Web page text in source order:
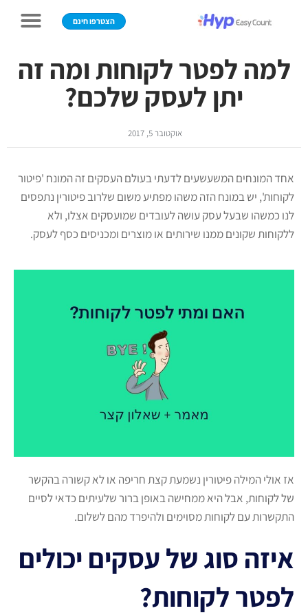
הצטרפו חינם
למה לפטר לקוחות ומה זה
יתן לעסק שלכם?
אוקטובר 5, 2017
אחד המונחים המשעשעים לדעתי בעולם העסקים זה המונח 'פיטור
לקוחות', יש במונח הזה משהו מפתיע משום שלרוב פיטורין נתפסים
לנו כמשהו שבעל עסק עושה לעובדים שמועסקים אצלו, ולא
ללקוחות שקונים ממנו שירותים או מוצרים ומכניסים כסף לעסק.
אז אולי המילה פיטורין נשמעת קצת חריפה או לא קשורה בהקשר
של לקוחות, אבל היא ממחישה באופן ברור שלעיתים כדאי לסיים
התקשרות עם לקוחות מסוימים ולהיפרד מהם לשלום.
איזה סוג של עסקים יכולים
לפטר לקוחות?